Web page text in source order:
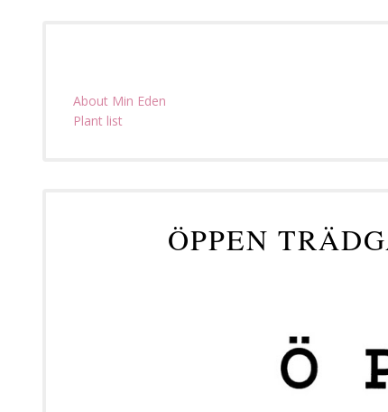
About Min Eden
Plant list
ÖPPEN